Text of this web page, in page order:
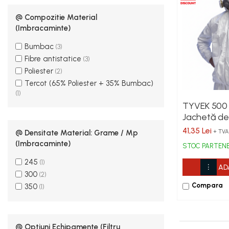
VIS)
Veste reflectorizante (HI-VIS)
Tricouri si bluze reflectorizante (HI-
VIS)
Fesuri, capisoane si sepci
reflectorizante (HI-VIS)
Accesorii reflectorizante (HI-VIS)
Costume | Combinezoane
Antichimice | Multirisc
Halate | Sorturi Antichimice | Multirisc
Jachete | Bluze Antichimice | Multirisc
Pantaloni Antichimici | Multirisc
Jambiere Ignifuge
@ Compozitie Material
(Imbracaminte)
Bumbac (3)
Fibre antistatice (3)
Poliester (2)
Tercot (65% Poliester + 35% Bumbac)
(1)
@ Densitate Material: Grame / Mp
(Imbracaminte)
245 (1)
300 (2)
350 (1)
@ Optiuni Echipamente (Filtru
TYVEK 500
Jachetă
chimică tip
tyvek,
41,35 Lei + TVA
STOC
Compara